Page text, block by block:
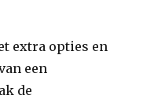
extra opties en
een
de